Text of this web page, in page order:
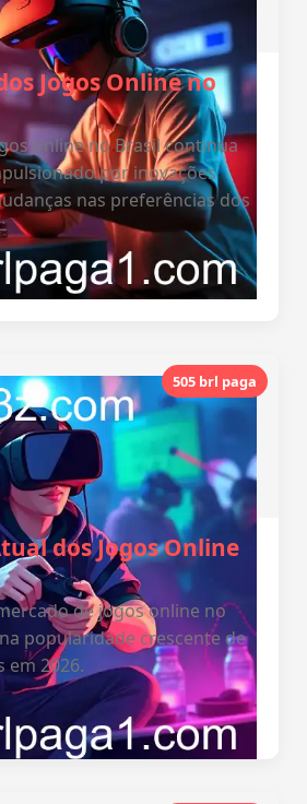
Jogos Online no
online no Brasil continua
por inovações
nas preferências dos
505 brl paga
dos Jogos Online
de jogos online no
popularidade crescente de
em 2026.